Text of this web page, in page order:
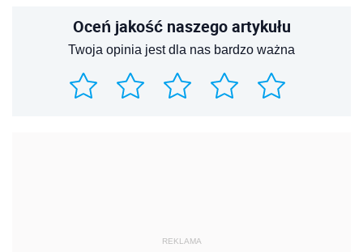
Oceń jakość naszego artykułu
Twoja opinia jest dla nas bardzo ważna
REKLAMA